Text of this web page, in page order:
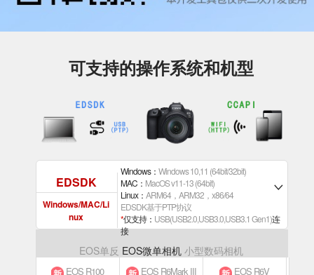
可支持的操作系统和机型
EDSDK
Windows/MAC/Li
nux
Windows：Windows 10,11 (64bit/32bit)
MAC： MacOS v11-13 (64bit)
Linux：ARM64，ARM32，x86/64
EDSDK基于PTP协议
*仅支持： USB(USB2.0,USB3.0,USB3.1 Gen1)连
接
EOS单反 EOS微单相机 小型数码相机
EOS R100 EOS R6Mark III EOS R6V